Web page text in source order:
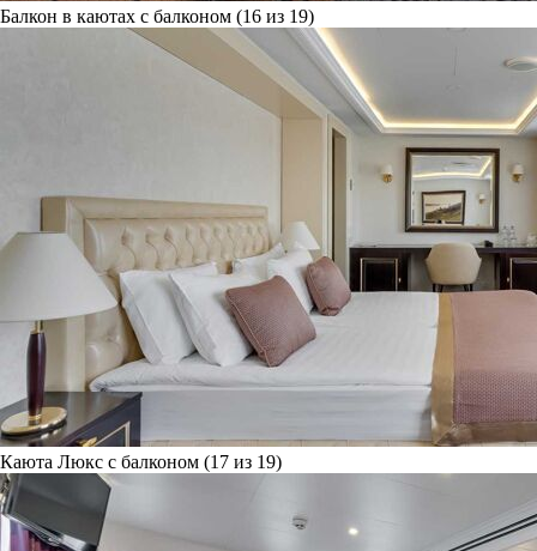
Балкон в каютах с балконом (16 из 19)
Каюта Люкс с балконом (17 из 19)